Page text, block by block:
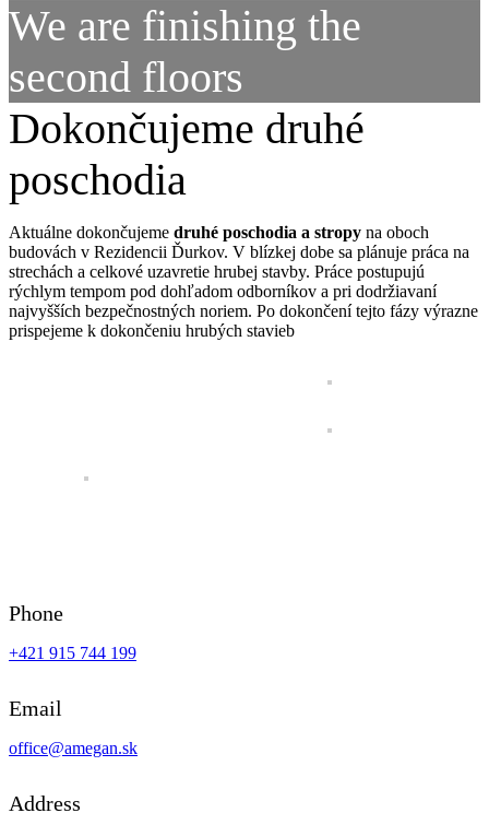
We are finishing the
second floors
Dokončujeme druhé
poschodia
Aktuálne dokončujeme druhé poschodia a stropy na oboch
budovách v Rezidencii Ďurkov. V blízkej dobe sa plánuje práca na
strechách a celkové uzavretie hrubej stavby. Práce postupujú
rýchlym tempom pod dohľadom odborníkov a pri dodržiavaní
najvyšších bezpečnostných noriem. Po dokončení tejto fázy výrazne
prispejeme k dokončeniu hrubých stavieb
Phone
+421 915 744 199
Email
office@amegan.sk
Address